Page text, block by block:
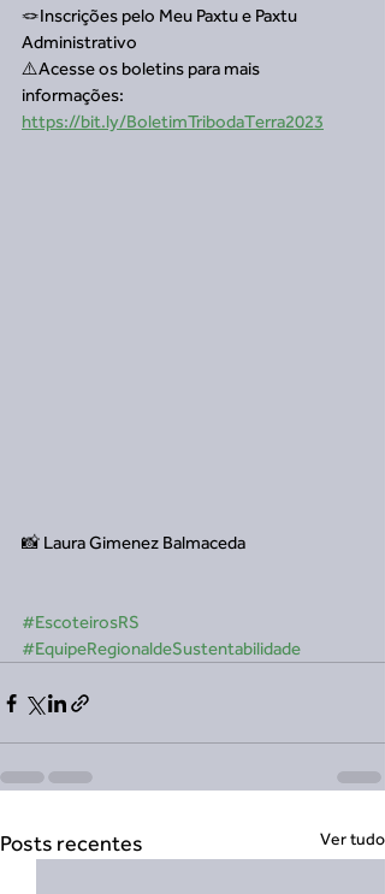
🪢Inscrições pelo Meu Paxtu e Paxtu
Administrativo
⚠️Acesse os boletins para mais
informações:
https://bit.ly/BoletimTribodaTerra2023
📸 Laura Gimenez Balmaceda
#EscoteirosRS
#EquipeRegionaldeSustentabilidade
Posts recentes Ver tudo